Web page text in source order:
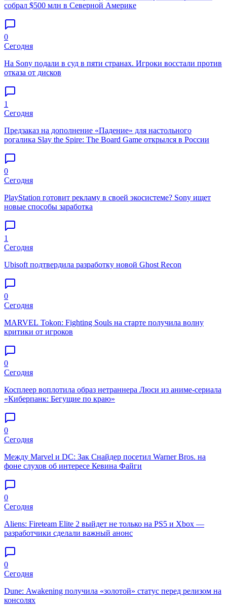
собрал $500 млн в Северной Америке
0
Сегодня
На Sony подали в суд в пяти странах. Игроки восстали против
отказа от дисков
1
Сегодня
Предзаказ на дополнение «Падение» для настольного
рогалика Slay the Spire: The Board Game открылся в России
0
Сегодня
PlayStation готовит рекламу в своей экосистеме? Sony ищет
новые способы заработка
1
Сегодня
Ubisoft подтвердила разработку новой Ghost Recon
0
Сегодня
MARVEL Tokon: Fighting Souls на старте получила волну
критики от игроков
0
Сегодня
Косплеер воплотила образ нетраннера Люси из аниме-сериала
«Киберпанк: Бегущие по краю»
0
Сегодня
Между Marvel и DC: Зак Снайдер посетил Warner Bros. на
фоне слухов об интересе Кевина Файги
0
Сегодня
Aliens: Fireteam Elite 2 выйдет не только на PS5 и Xbox —
разработчики сделали важный анонс
0
Сегодня
Dune: Awakening получила «золотой» статус перед релизом на
консолях